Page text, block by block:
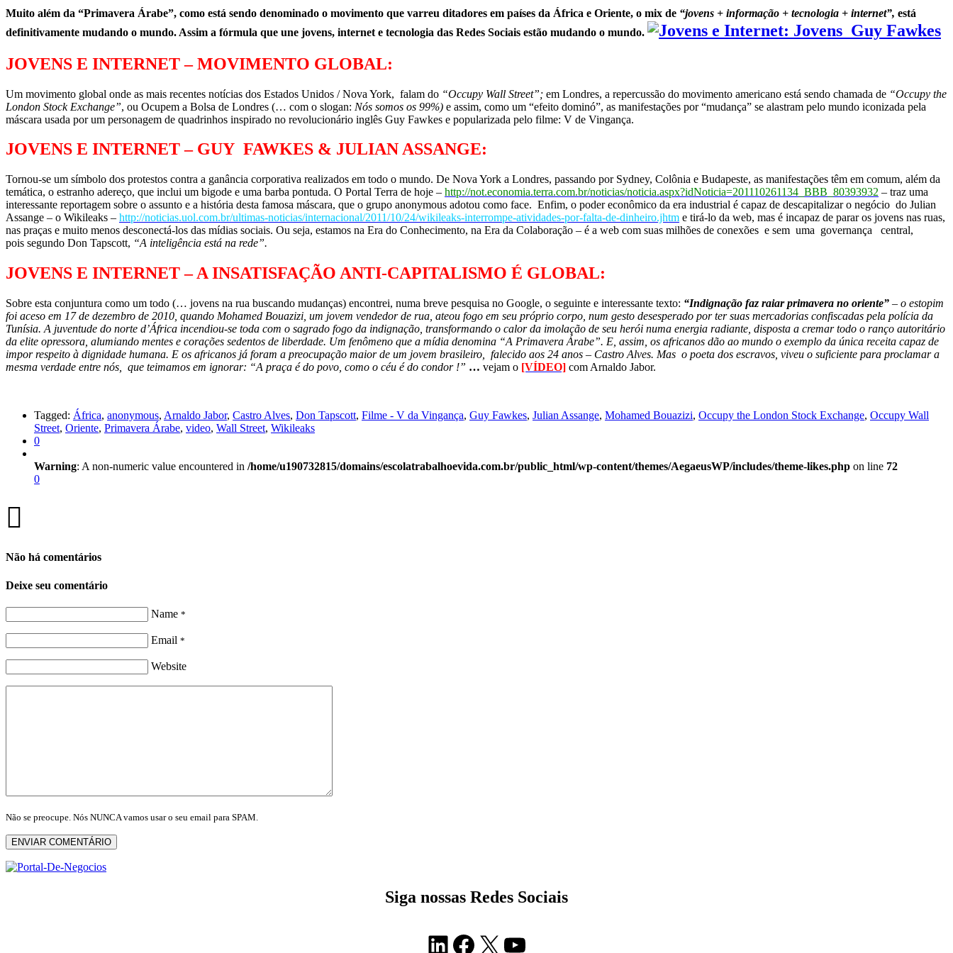
Muito além da “Primavera Árabe”, como está sendo denominado o movimento que varreu ditadores em países da África e Oriente, o mix de “jovens + informação + tecnologia + internet”, está
definitivamente mudando o mundo. Assim a fórmula que une jovens, internet e tecnologia das Redes Sociais estão mudando o mundo.
JOVENS E INTERNET – MOVIMENTO GLOBAL:
Um movimento global onde as mais recentes notícias dos Estados Unidos / Nova York, falam do “Occupy Wall Street”; em Londres, a repercussão do movimento americano está sendo chamada de “Occupy the
London Stock Exchange”, ou Ocupem a Bolsa de Londres (… com o slogan: Nós somos os 99%) e assim, como um “efeito dominó”, as manifestações por “mudança” se alastram pelo mundo iconizada pela
máscara usada por um personagem de quadrinhos inspirado no revolucionário inglês Guy Fawkes e popularizada pelo filme: V de Vingança.
JOVENS E INTERNET – GUY FAWKES & JULIAN ASSANGE:
Tornou-se um símbolo dos protestos contra a ganância corporativa realizados em todo o mundo. De Nova York a Londres, passando por Sydney, Colônia e Budapeste, as manifestações têm em comum, além da
temática, o estranho adereço, que inclui um bigode e uma barba pontuda. O Portal Terra de hoje – http://not.economia.terra.com.br/noticias/noticia.aspx?idNoticia=201110261134_BBB_80393932 – traz uma
interessante reportagem sobre o assunto e a história desta famosa máscara, que o grupo anonymous adotou como face. Enfim, o poder econômico da era industrial é capaz de descapitalizar o negócio do Julian
Assange – o Wikileaks – http://noticias.uol.com.br/ultimas-noticias/internacional/2011/10/24/wikileaks-interrompe-atividades-por-falta-de-dinheiro.jhtm e tirá-lo da web, mas é incapaz de parar os jovens nas ruas,
nas praças e muito menos desconectá-los das mídias sociais. Ou seja, estamos na Era do Conhecimento, na Era da Colaboração – é a web com suas milhões de conexões e sem uma governança central,
pois segundo Don Tapscott, “A inteligência está na rede”.
JOVENS E INTERNET – A INSATISFAÇÃO ANTI-CAPITALISMO É GLOBAL:
Sobre esta conjuntura como um todo (… jovens na rua buscando mudanças) encontrei, numa breve pesquisa no Google, o seguinte e interessante texto: “Indignação faz raiar primavera no oriente” – o estopim
foi aceso em 17 de dezembro de 2010, quando Mohamed Bouazizi, um jovem vendedor de rua, ateou fogo em seu próprio corpo, num gesto desesperado por ter suas mercadorias confiscadas pela polícia da
Tunísia. A juventude do norte d’África incendiou-se toda com o sagrado fogo da indignação, transformando o calor da imolação de seu herói numa energia radiante, disposta a cremar todo o ranço autoritário
da elite opressora, alumiando mentes e corações sedentos de liberdade. Um fenômeno que a mídia denomina “A Primavera Árabe”. E, assim, os africanos dão ao mundo o exemplo da única receita capaz de
impor respeito à dignidade humana. E os africanos já foram a preocupação maior de um jovem brasileiro, falecido aos 24 anos – Castro Alves. Mas o poeta dos escravos, viveu o suficiente para proclamar a
mesma verdade entre nós, que teimamos em ignorar: “A praça é do povo, como o céu é do condor !” … vejam o [VÍDEO] com Arnaldo Jabor.
Tagged: África, anonymous, Arnaldo Jabor, Castro Alves, Don Tapscott, Filme - V da Vingança, Guy Fawkes, Julian Assange, Mohamed Bouazizi, Occupy the London Stock Exchange, Occupy Wall
Street, Oriente, Primavera Árabe, video, Wall Street, Wikileaks
0
Warning: A non-numeric value encountered in /home/u190732815/domains/escolatrabalhoevida.com.br/public_html/wp-content/themes/AegaeusWP/includes/theme-likes.php on line 72
0
Não há comentários
Deixe seu comentário
Name *
Email *
Website
Não se preocupe. Nós NUNCA vamos usar o seu email para SPAM.
ENVIAR COMENTÁRIO
Siga nossas Redes Sociais
LinkedIn
Facebook
X Youtube